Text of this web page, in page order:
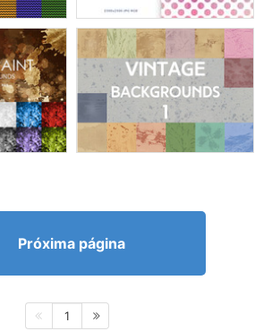
Próxima página
1